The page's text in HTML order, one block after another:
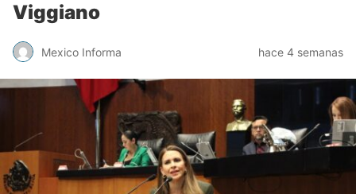
Viggiano
Mexico Informa hace 4 semanas